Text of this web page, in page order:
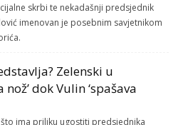
skrbi te nekadašnji predsjednik
imenovan je posebnim savjetnikom
Zelenski u
dok Vulin ‘spašava
ima priliku ugostiti predsjednika